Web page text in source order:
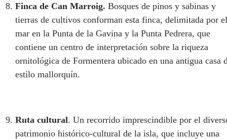
Finca de Can Marroig. Bosques de pinos y sabinas y
tierras de cultivos conforman esta finca, delimitada por el
mar en la Punta de la Gavina y la Punta Pedrera, que
contiene un centro de interpretación sobre la riqueza
ornitológica de Formentera ubicado en una antigua casa
estilo mallorquín.
Ruta cultural. Un recorrido imprescindible por el
patrimonio histórico-cultural de la isla, que incluye una